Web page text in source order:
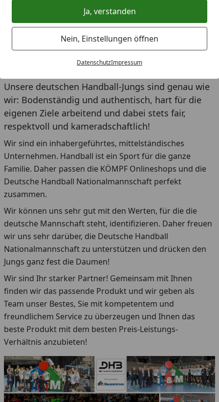
Ja, verstanden
Nein, Einstellungen öffnen
DatenschutzImpressum
Unser Geschäftsführer, Dr. Wolfgang Kömpf (6. von
links), im Kreis der Nationalspieler.
Unsere deutschen Handball-Jungs sind genau wie
wir: Bodenständig und authentisch, hart für die
eigenen Ziele arbeitend und dabei stets fair,
respektvoll und kameradschaftlich!
Wir sind ein inhabergeführtes, mittelständisches
Unternehmen. Handball ist ein Sport für die ganze
Familie. Daher passen die KÖMPF Onlineshops und die
Deutsche Handball Nationalmannschaft perfekt
zusammen.
Wir können uns sehr gut mit den Werten, für die die
deutsche Mannschaft steht, identifizieren. Daher freuen
wir uns sehr darüber, die Deutsche Handball
Nationalmannschaft zu unterstützen und drücken den
Jungs ganz fest die Daumen!
Wir sind Ihr starker Partner! Gemeinsam mit Ihnen
finden wir das passende Produkt und wir geben als
Team unser Bestes, Sie mit kompetentem und
freundlichem Service zu überzeugen und Ihnen das
beste Produkt mit dem besten Preis-Leistungs-
Verhältnis anzubieten!